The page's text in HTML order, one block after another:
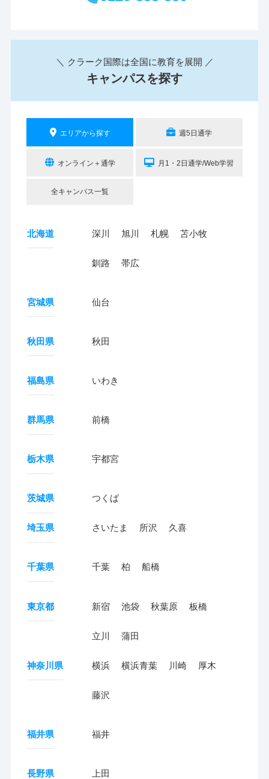
＼ クラーク国際は全国に教育を展開 ／
キャンパスを探す
エリアから探す 週5日通学
オンライン＋通学 月1・2日通学/Web学習
全キャンパス一覧
北海道 深川 旭川 札幌 苫小牧
釧路 帯広
宮城県 仙台
秋田県 秋田
福島県 いわき
群馬県 前橋
栃木県 宇都宮
茨城県 つくば
埼玉県 さいたま 所沢 久喜
千葉県 千葉 柏 船橋
東京都 新宿 池袋 秋葉原 板橋
立川 蒲田
神奈川県 横浜 横浜青葉 川崎 厚木
藤沢
福井県 福井
長野県 上田